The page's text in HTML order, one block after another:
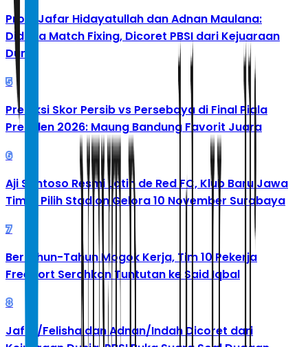
Profil Jafar Hidayatullah dan Adnan Maulana:
Diduga Match Fixing, Dicoret PBSI dari Kejuaraan
Dunia
5
Prediksi Skor Persib vs Persebaya di Final Piala
Presiden 2026: Maung Bandung Favorit Juara
6
Aji Santoso Resmi Latih de Red FC, Klub Baru Jawa
Timur Pilih Stadion Gelora 10 November Surabaya
7
Bertahun-Tahun Mogok Kerja, Tim 10 Pekerja
Freeport Serahkan Tuntutan ke Said Iqbal
8
Jafar/Felisha dan Adnan/Indah Dicoret dari